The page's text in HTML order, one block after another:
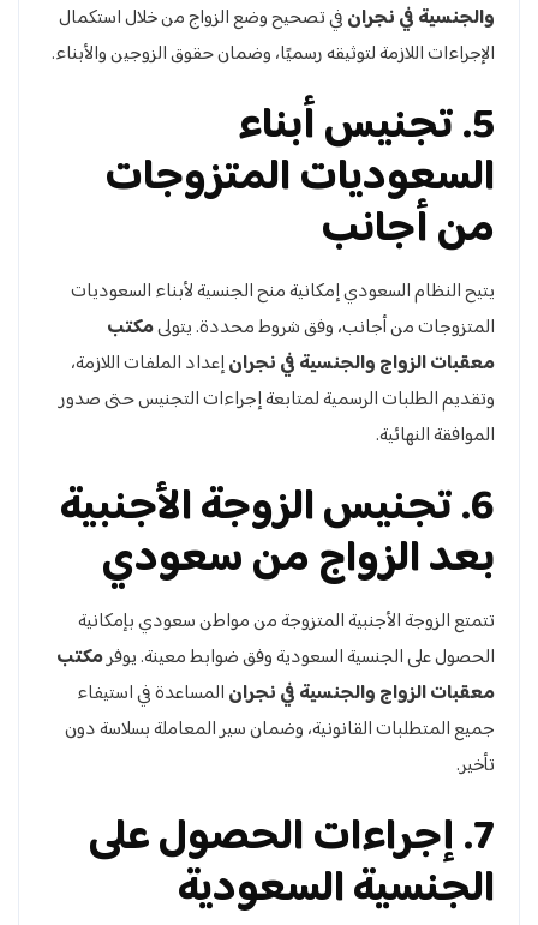
والجنسية في نجرانفي تصحيح وضع الزواج من خلال استكمال
الإجراءات اللازمة لتوثيقه رسميًا، وضمان حقوق الزوجين والأبناء.
5. تجنيس أبناء
السعوديات المتزوجات
من أجانب
يتيح النظام السعودي إمكانية منح الجنسية لأبناء السعوديات
المتزوجات من أجانب، وفق شروط محددة. يتولىمكتب
معقبات الزواج والجنسية في نجرانإعداد الملفات اللازمة،
وتقديم الطلبات الرسمية لمتابعة إجراءات التجنيس حتى صدور
الموافقة النهائية.
6. تجنيس الزوجة الأجنبية
بعد الزواج من سعودي
تتمتع الزوجة الأجنبية المتزوجة من مواطن سعودي بإمكانية
الحصول على الجنسية السعودية وفق ضوابط معينة. يوفرمكتب
معقبات الزواج والجنسية في نجرانالمساعدة في استيفاء
جميع المتطلبات القانونية، وضمان سير المعاملة بسلاسة دون
تأخير.
7. إجراءات الحصول على
الجنسية السعودية